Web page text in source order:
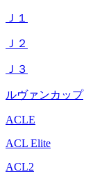
Ｊ１
Ｊ２
Ｊ３
ルヴァンカップ
ACLE
ACL Elite
ACL2